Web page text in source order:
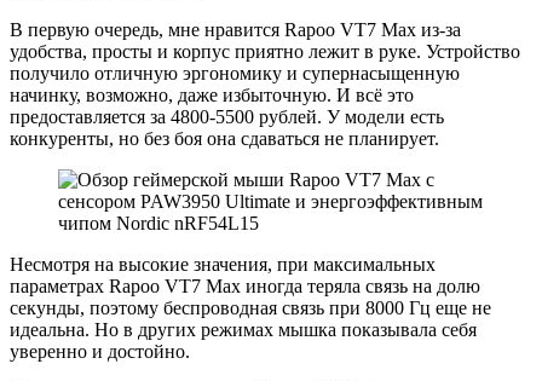
В первую очередь, мне нравится Rapoo VT7 Max из-за
удобства, просты и корпус приятно лежит в руке. Устройство
получило отличную эргономику и супернасыщенную
начинку, возможно, даже избыточную. И всё это
предоставляется за 4800-5500 рублей. У модели есть
конкуренты, но без боя она сдаваться не планирует.
Несмотря на высокие значения, при максимальных
параметрах Rapoo VT7 Max иногда теряла связь на долю
секунды, поэтому беспроводная связь при 8000 Гц еще не
идеальна. Но в других режимах мышка показывала себя
уверенно и достойно.